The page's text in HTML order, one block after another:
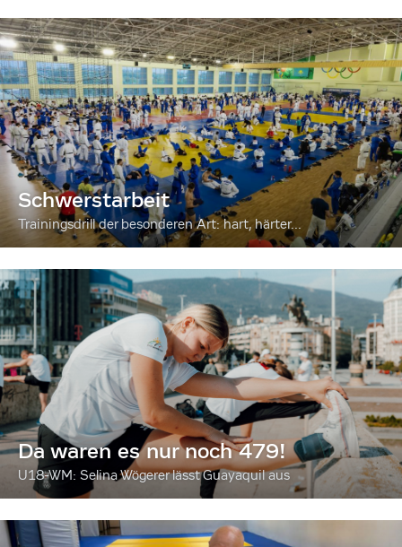
Schwerstarbeit
Trainingsdrill der besonderen Art: hart, härter...
Da waren es nur noch 479!
U18-WM: Selina Wögerer lässt Guayaquil aus